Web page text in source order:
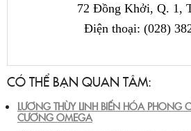
72 Đồng Khởi, Q. 1,
Điện thoại: (028)
CÓ THỂ BẠN QUAN TÂM:
LƯƠNG THÙY LINH BIẾN HÓA
CƯƠNG OMEGA